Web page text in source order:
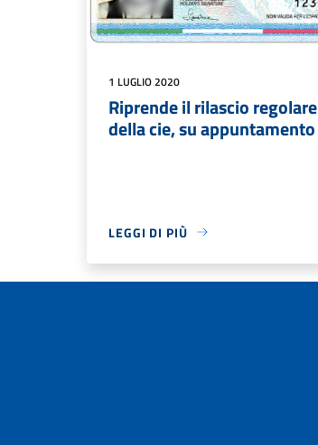
1 LUGLIO 2020
Riprende il rilascio regolare
della cie, su appuntamento
LEGGI DI PIÙ